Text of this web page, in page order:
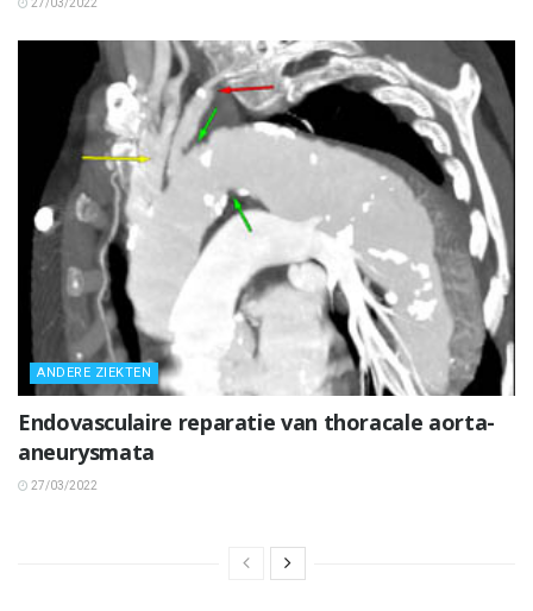
27/03/2022
ANDERE ZIEKTEN
Endovasculaire reparatie van thoracale aorta-
aneurysmata
27/03/2022